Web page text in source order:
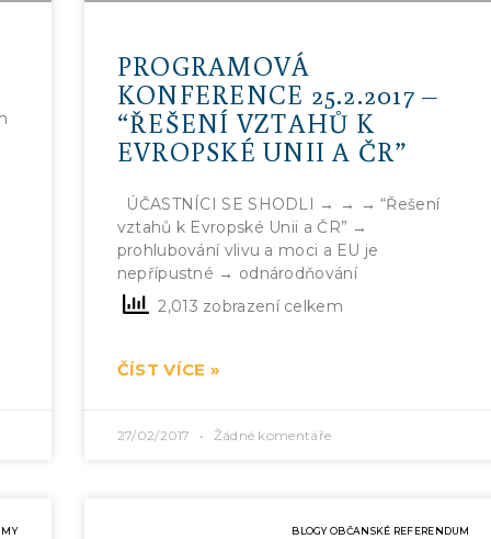
PROGRAMOVÁ
KONFERENCE 25.2.2017 –
“ŘEŠENÍ VZTAHŮ K
EVROPSKÉ UNII A ČR”
ÚČASTNÍCI SE SHODLI → → → “Řešení
vztahů k Evropské Unii a ČR” →
prohlubování vlivu a moci a EU je
nepřípustné → odnárodňování
2,013 zobrazení celkem
ČÍST VÍCE »
27/02/2017 Žádné komentáře
BLOGY OBČANSKÉ REFERENDUM